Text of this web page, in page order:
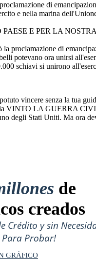
di
e nella marina
E PER LA NOSTRA
proclamazione di
potevano ora unirsi
schiavi si unirono
vincere senza la tua
VINTO LA GUERRA
degli Stati Uniti. Ma ora
de
creados
Crédito y sin
Para Probar!
GRÁFICO